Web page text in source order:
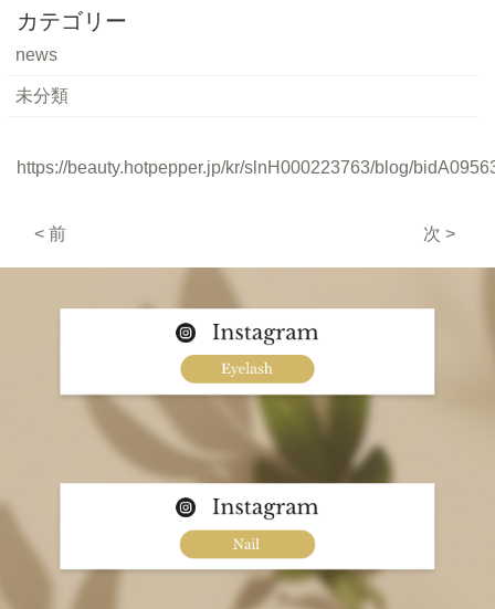
カテゴリー
news
未分類
https://beauty.hotpepper.jp/kr/slnH000223763/blog/
< 前 次 >